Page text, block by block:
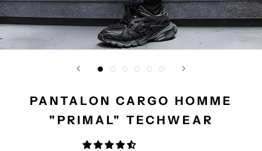
PANTALON CARGO HOMME
"PRIMAL" TECHWEAR